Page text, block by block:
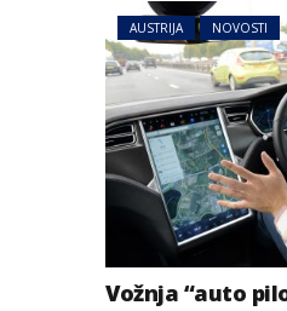
AUSTRIJA NOVOSTI
Vožnja “auto